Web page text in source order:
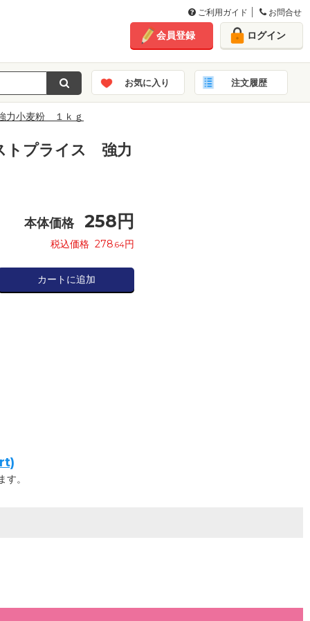
ご利用ガイド お問合せ
会員登録 ログイン
お気に入り 注文履歴
力小麦粉 １ｋｇ
プライス 強力
本体価格 258 円
税込価格 278.64円
カートに追加
。